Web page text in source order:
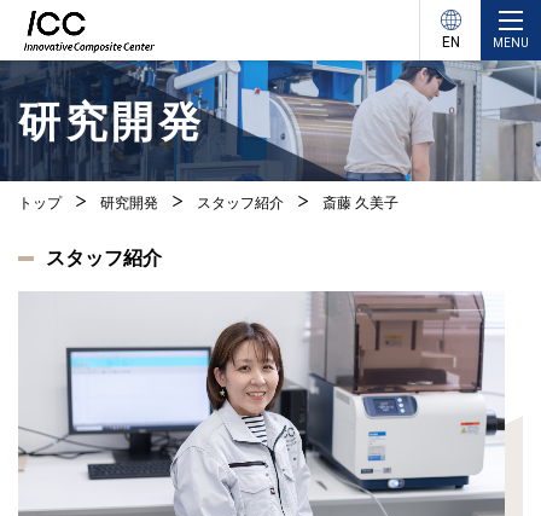
EN MENU
研究開発
トップ 研究開発 スタッフ紹介 斎藤 久美子
スタッフ紹介